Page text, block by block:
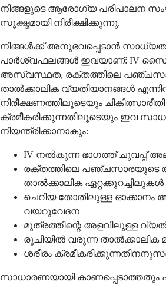
നിങ്ങളുടെ ആരോഗ്യ പരിപാലന
സൂക്ഷ്മമായി നിരീക്ഷിക്കുന്നു.
നിങ്ങൾക്ക് അനുഭവപ്പെടാൻ
പാർശ്വഫലങ്ങൾ ഇവയാണ്: IV
അസ്വസ്ഥത, രക്തത്തിലെ
താൽക്കാലിക വ്യതിയാനങ്ങൾ
നിരീക്ഷണത്തിലൂടെയും ചികിത്സാരീതി
ക്രമീകരിക്കുന്നതിലൂടെയും ഇവ
നിയന്ത്രിക്കാനാകും:
IV നൽകുന്ന ഭാഗത്ത് ചുവപ്പ്
രക്തത്തിലെ പഞ്ചസാരയുടെ
താൽക്കാലിക ഏറ്റക്കുറച്ചിലുകൾ
ചെറിയ തോതിലുള്ള ഓക്കാനം
വയറുവേദന
മൂത്രത്തിന്റെ അളവിലുള്ള
രുചിയിൽ വരുന്ന താൽക്കാലിക
ശരീരം
സാധാരണയായി